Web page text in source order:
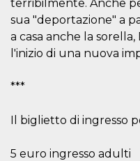
terribilmente. Anche
sua "deportazione" a
a casa anche la
l'inizio di una nuova
***
Il biglietto di ingresso
5 euro ingresso adulti
Nome